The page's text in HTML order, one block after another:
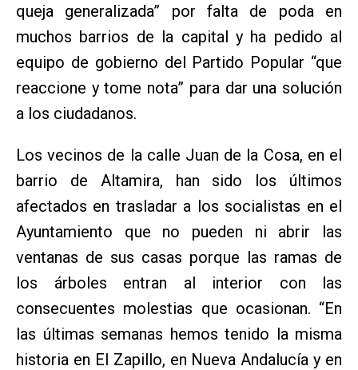
queja generalizada” por falta de poda en
muchos barrios de la capital y ha pedido al
equipo de gobierno del Partido Popular “que
reaccione y tome nota” para dar una solución
a los ciudadanos.
Los vecinos de la calle Juan de la Cosa, en el
barrio de Altamira, han sido los últimos
afectados en trasladar a los socialistas en el
Ayuntamiento que no pueden ni abrir las
ventanas de sus casas porque las ramas de
los árboles entran al interior con las
consecuentes molestias que ocasionan. “En
las últimas semanas hemos tenido la misma
historia en El Zapillo, en Nueva Andalucía y en